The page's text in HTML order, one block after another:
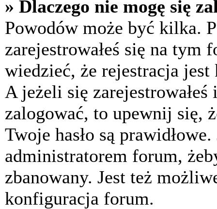
» Dlaczego nie mogę się
Powodów może być kilka.
zarejestrowałeś się na tym
wiedzieć, że rejestracja
A jeżeli się
zalogować, to upewnij się,
Twoje hasło są
administratorem forum,
zbanowany. Jest też
konfiguracja forum.